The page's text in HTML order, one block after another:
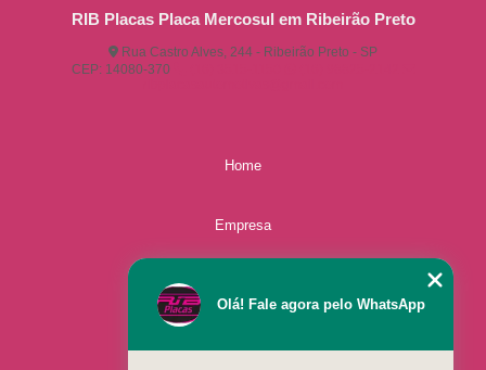
RIB Placas Placa Mercosul em Ribeirão Preto
Rua Castro Alves, 244 - Ribeirão Preto - SP
CEP: 14080-370
Home
Empresa
Olá! Fale agora pelo WhatsApp